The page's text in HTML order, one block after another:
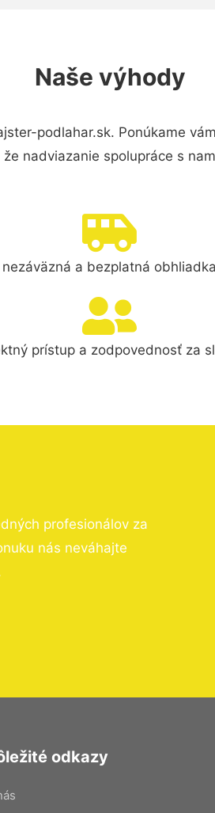
Naše výhody
podlahar.sk. Ponúkame
že nadviazanie spolupráce s
nezáväzná a bezplatná obhliadka
prístup a zodpovednosť za
profesionálov za
nás neváhajte
odkazy